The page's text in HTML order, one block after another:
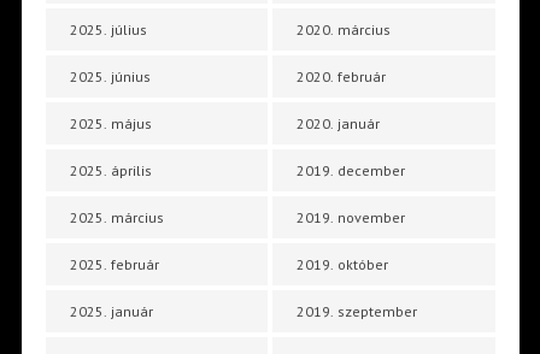
2025. július
2025. június
2025. május
2025. április
2025. március
2025. február
2025. január
2020. március
2020. február
2020. január
2019. december
2019. november
2019. október
2019. szeptember